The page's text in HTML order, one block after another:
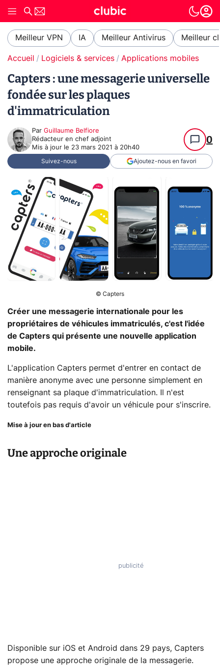
Meilleur VPN IA Meilleur Antivirus Meilleur
Accueil Logiciels & services Applications mobiles
Capters : une messagerie universelle
fondée sur les plaques
d'immatriculation
Par Guillaume Belfiore
Rédacteur en chef adjoint
Mis à jour le 23 mars 2021 à 20h40
0
Suivez-nous Ajoutez-nous en favori
© Capters
Créer une messagerie internationale pour les
propriétaires de véhicules immatriculés, c'est l'idée
de Capters qui présente une nouvelle application
mobile.
L'application Capters permet d'entrer en contact de
manière anonyme avec une personne simplement en
renseignant sa plaque d'immatriculation. Il n'est
toutefois pas requis d'avoir un véhicule pour s'inscrire.
Mise à jour en bas d'article
Une approche originale
Disponible sur iOS et Android dans 29 pays, Capters
propose une approche originale de la messagerie.